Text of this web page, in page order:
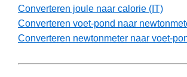
Converteren joule naar calorie (IT)
Converteren voet-pond naar
Converteren newtonmeter naar voet-